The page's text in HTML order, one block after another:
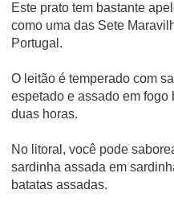
Este prato tem bastante
como uma das Sete
Portugal.
O leitão é temperado com
espetado e assado em
duas horas.
No litoral, você pode
sardinha assada em
batatas assadas.